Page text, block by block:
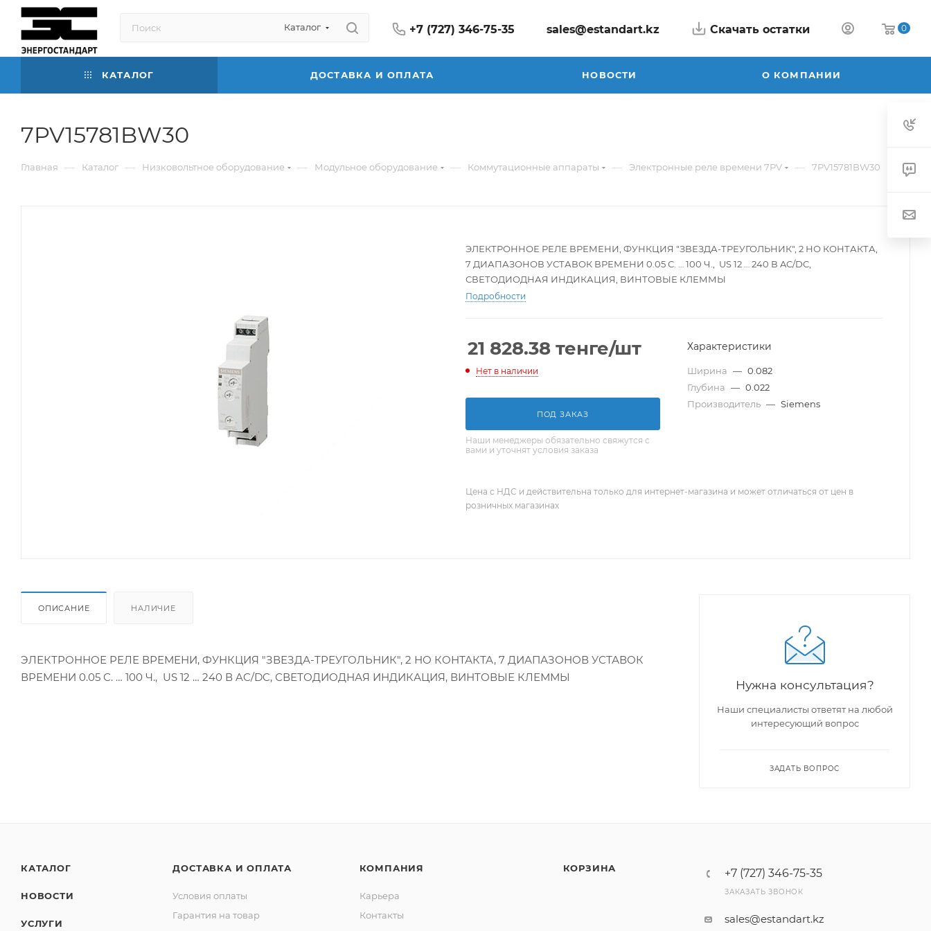
Каталог +7 (727) 346-75-35 sales@estandart.kz Скачать остатки 0
КАТАЛОГ ДОСТАВКА И ОПЛАТА НОВОСТИ О КОМПАНИИ
7PV15781BW30
Главная — Каталог — Низковольтное оборудование — Модульное оборудование — Коммутационные аппараты — Электронные реле времени 7PV — 7PV15781BW30
ЭЛЕКТРОННОЕ РЕЛЕ ВРЕМЕНИ, ФУНКЦИЯ "ЗВЕЗДА-ТРЕУГОЛЬНИК", 2 НО КОНТАКТА,
7 ДИАПАЗОНОВ УСТАВОК ВРЕМЕНИ 0.05 С. … 100 Ч., US 12 … 240 В AC/DC,
СВЕТОДИОДНАЯ ИНДИКАЦИЯ, ВИНТОВЫЕ КЛЕММЫ
Подробности
21 828.38 тенге/шт
Нет в наличии
ПОД ЗАКАЗ
Наши менеджеры обязательно свяжутся с
вами и уточнят условия заказа
Характеристики
Ширина — 0.082
Глубина — 0.022
Производитель — Siemens
Цена с НДС и действительна только для интернет-магазина и может отличаться от цен в
розничных магазинах
ОПИСАНИЕ НАЛИЧИЕ
ЭЛЕКТРОННОЕ РЕЛЕ ВРЕМЕНИ, ФУНКЦИЯ "ЗВЕЗДА-ТРЕУГОЛЬНИК", 2 НО КОНТАКТА, 7 ДИАПАЗОНОВ УСТАВОК
ВРЕМЕНИ 0.05 С. … 100 Ч., US 12 … 240 В AC/DC, СВЕТОДИОДНАЯ ИНДИКАЦИЯ, ВИНТОВЫЕ КЛЕММЫ
Нужна консультация?
Наши специалисты ответят на любой
интересующий вопрос
ЗАДАТЬ ВОПРОС
КАТАЛОГ
НОВОСТИ
УСЛУГИ
ДОСТАВКА И ОПЛАТА
Условия оплаты
Гарантия на товар
КОМПАНИЯ
Карьера
Контакты
КОРЗИНА +7 (727) 346-75-35
ЗАКАЗАТЬ ЗВОНОК
sales@estandart.kz